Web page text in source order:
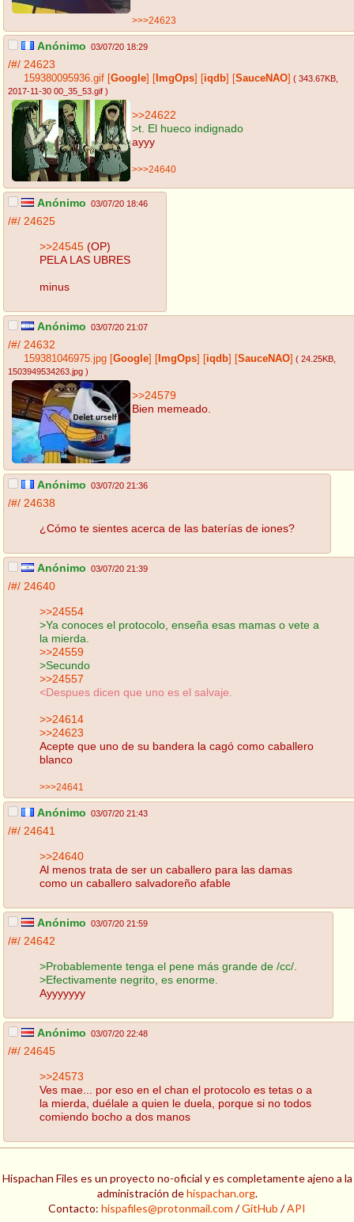
>>>24623
Anónimo 03/07/20 18:29
/#/ 24623
159380095936.gif Google ImgOps iqdb SauceNAO ( 343.67KB
2017-11-30 00_35_53.gif )
>>24622
>t. El hueco indignado
ayyy
>>>24640
Anónimo 03/07/20 18:46
/#/ 24625
>>24545 (OP)
PELA LAS UBRES
minus
Anónimo 03/07/20 21:07
/#/ 24632
159381046975.jpg Google ImgOps iqdb SauceNAO ( 24.25KB
1503949534263.jpg )
>>24579
Bien memeado.
Anónimo 03/07/20 21:36
/#/ 24638
¿Cómo te sientes acerca de las baterías de iones?
Anónimo 03/07/20 21:39
/#/ 24640
>>24554
>Ya conoces el protocolo, enseña esas mamas o vete a
la mierda.
>>24559
>Secundo
>>24557
<Despues dicen que uno es el salvaje.
>>24614
>>24623
Acepte que uno de su bandera la cagó como caballero
blanco
>>>24641
Anónimo 03/07/20 21:43
/#/ 24641
>>24640
Al menos trata de ser un caballero para las damas
como un caballero salvadoreño afable
Anónimo 03/07/20 21:59
/#/ 24642
>Probablemente tenga el pene más grande de /cc/.
>Efectivamente negrito, es enorme.
Ayyyyyyy
Anónimo 03/07/20 22:48
/#/ 24645
>>24573
Ves mae... por eso en el chan el protocolo es tetas o a
la mierda, duélale a quien le duela, porque si no todos
comiendo bocho a dos manos
Hispachan Files es un proyecto no-oficial y es completamente ajeno a la
administración dehispachan.org.
Contacto: hispafiles@protonmail.com /GitHub /API